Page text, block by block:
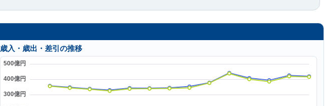
歳入・歳出・差引の推移